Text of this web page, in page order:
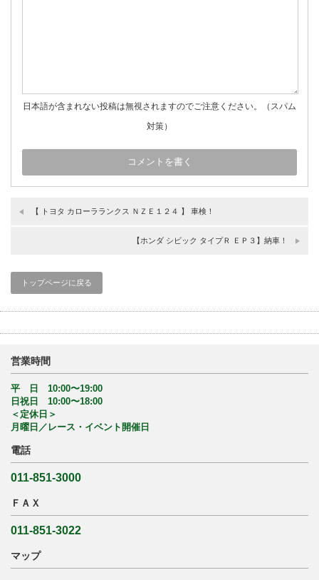
日本語が含まれない投稿は無視されますのでご注意ください。（スパム
対策）
【 トヨタ カローラランクス ＮＺＥ１２４ 】 車検！
【ホンダ シビック タイプＲ ＥＰ３】納車！
トップページに戻る
営業時間
平 日 10:00〜19:00
日祝日 10:00〜18:00
＜定休日＞
月曜日／レース・イベント開催日
電話
011-851-3000
ＦＡＸ
011-851-3022
マップ